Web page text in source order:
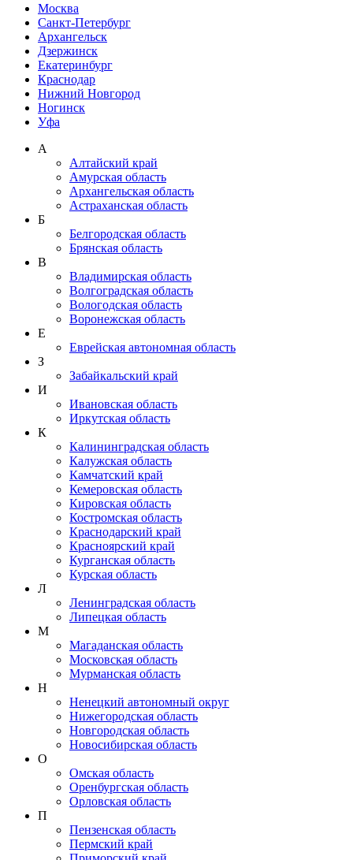
Москва
Санкт-Петербург
Архангельск
Дзержинск
Екатеринбург
Краснодар
Нижний Новгород
Ногинск
Уфа
А
Алтайский край
Амурская область
Архангельская область
Астраханская область
Б
Белгородская область
Брянская область
В
Владимирская область
Волгоградская область
Вологодская область
Воронежская область
Е
Еврейская автономная область
З
Забайкальский край
И
Ивановская область
Иркутская область
К
Калининградская область
Калужская область
Камчатский край
Кемеровская область
Кировская область
Костромская область
Краснодарский край
Красноярский край
Курганская область
Курская область
Л
Ленинградская область
Липецкая область
М
Магаданская область
Московская область
Мурманская область
Н
Ненецкий автономный округ
Нижегородская область
Новгородская область
Новосибирская область
О
Омская область
Оренбургская область
Орловская область
П
Пензенская область
Пермский край